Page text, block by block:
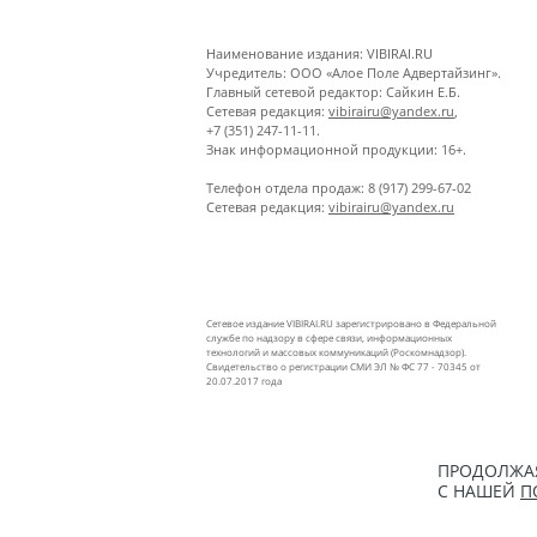
Наименование издания: VIBIRAI.RU
Учредитель: ООО «Алое Поле Адвертайзинг».
Главный сетевой редактор: Сайкин Е.Б.
Сетевая редакция: vibirairu@yandex.ru
+7 (351) 247-11-11.
Знак информационной продукции: 16+.
Телефон отдела продаж: 8 (917) 299-67-02
Сетевая редакция: vibirairu@yandex.ru
Сетевое издание VIBIRAI.RU зарегистрировано в Федеральной
службе по надзору в сфере связи, информационных
технологий и массовых коммуникаций (Роскомнадзор).
Свидетельство о регистрации СМИ ЭЛ № ФС 77 - 70345 от
20.07.2017 года
С НАШЕЙ